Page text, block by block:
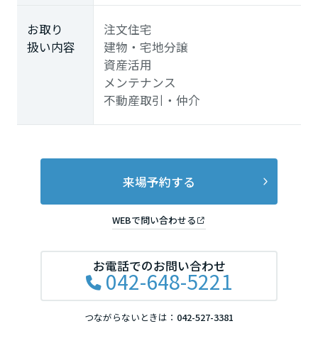
お取り
扱い内容
注文住宅
建物・宅地分譲
資産活用
メンテナンス
不動産取引・仲介
来場予約する
WEBで問い合わせる
お電話でのお問い合わせ
042-648-5221
つながらないときは： 042-527-3381